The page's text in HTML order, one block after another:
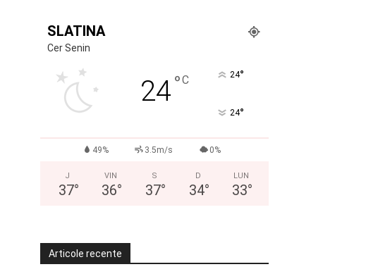
SLATINA
Cer Senin
24°C 24°
24°
49% 3.5m/s 0%
J
37°
VIN
36°
S
37°
D
34°
LUN
33°
Articole recente